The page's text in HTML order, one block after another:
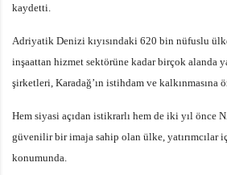
kaydetti.
Adriyatik Denizi kıyısındaki 620 bin nüfuslu
inşaattan hizmet sektörüne kadar birçok alanda
şirketleri, Karadağ’ın istihdam ve kalkınmasına
Hem siyasi açıdan istikrarlı hem de iki yıl önce
güvenilir bir imaja sahip olan ülke, yatırımcılar
konumunda.